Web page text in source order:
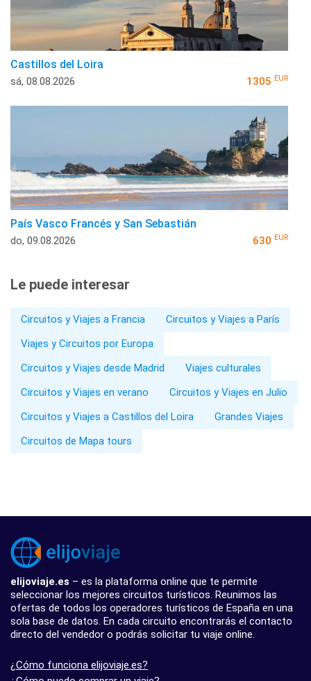
Castillos del Loira
sá, 08.08.2026 1305 EUR
País Vasco Francés y San Sebastián
do, 09.08.2026 630 EUR
Le puede interesar
Circuitos y Viajes a Francia
Circuitos y Viajes a París
Viajes y Circuitos por Europa
Circuitos y Viajes desde Madrid
Viajes culturales
Circuitos y Viajes en verano
Circuitos y Viajes en Julio
Circuitos y Viajes a Castillos del Loira
Grandes Viajes
Circuitos de Mapa tours
elijoviaje.es – es la plataforma online que te permite
seleccionar los mejores circuitos turísticos. Reunimos las
ofertas de todos los operadores turísticos de España en una
sola base de datos. En cada circuito encontrarás el contacto
directo del vendedor o podrás solicitar tu viaje online.
¿Cómo funciona elijoviaje.es?